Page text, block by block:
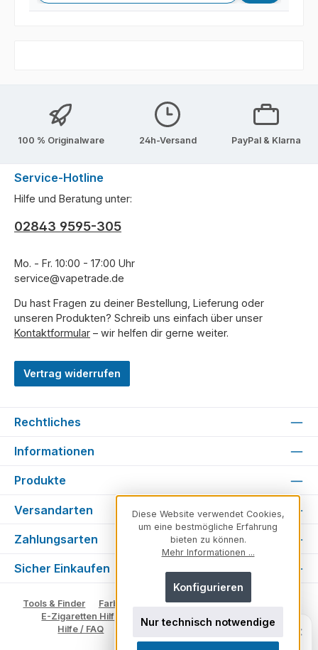
100 % Originalware 24h-Versand PayPal & Klarna
Service-Hotline
Hilfe und Beratung unter:
02843 9595-305
Mo. - Fr. 10:00 - 17:00 Uhr
service@vapetrade.de
Du hast Fragen zu deiner Bestellung, Lieferung oder
unseren Produkten? Schreib uns einfach über unser
Kontaktformular – wir helfen dir gerne weiter.
Vertrag widerrufen
Rechtliches
Informationen
Produkte
Versandarten
Zahlungsarten
Sicher Einkaufen
Tools & Finder Farben & Varianten
Geschmack suchen
E-Zigaretten Hilfe
Fachberater
Vape Ratgeber
Hilfe / FAQ
Glossar Impressum Kontakt
Unsicher, welches Produkt zu dir
×
Diese Website verwendet Cookies,
um eine bestmögliche Erfahrung
bieten zu können.
Mehr Informationen ...
Nur technisch notwendige
Konfigurieren